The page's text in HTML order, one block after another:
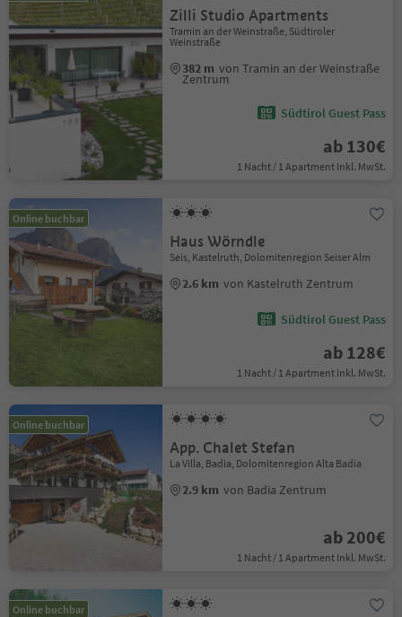
Zilli Studio Apartments
Tramin an der Weinstraße, Südtiroler
Weinstraße
382 m von Tramin an der Weinstraße
Zentrum
Südtirol Guest Pass
ab 130€
1 Nacht / 1 Apartment Inkl. MwSt.
Online buchbar
Haus Wörndle
Seis, Kastelruth, Dolomitenregion Seiser Alm
2.6 km von Kastelruth Zentrum
Südtirol Guest Pass
ab 128€
1 Nacht / 1 Apartment Inkl. MwSt.
Online buchbar
App. Chalet Stefan
La Villa, Badia, Dolomitenregion Alta Badia
2.9 km von Badia Zentrum
ab 200€
1 Nacht / 1 Apartment Inkl. MwSt.
Online buchbar